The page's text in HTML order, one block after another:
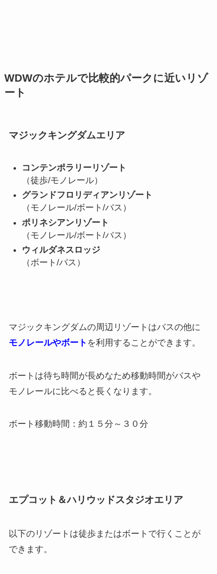
WDWのホテルで比較的パークに近いリゾ
ート
マジックキングダムエリア
コンテンポラリーリゾート
（徒歩/モノレール）
グランドフロリディアンリゾート
（モノレール/ボート/バス）
ポリネシアンリゾート
（モノレール/ボート/バス）
ウィルダネスロッジ
（ボート/バス）
マジックキングダムの周辺リゾートはバスの他に
モノレールやボート を利用することができます。
ボートは待ち時間が長めなため移動時間がバスや
モノレールに比べると長くなります。
ボート移動時間：約１５分～３０分
エプコット＆ハリウッドスタジオエリア
以下のリゾートは徒歩またはボートで行くことが
できます。